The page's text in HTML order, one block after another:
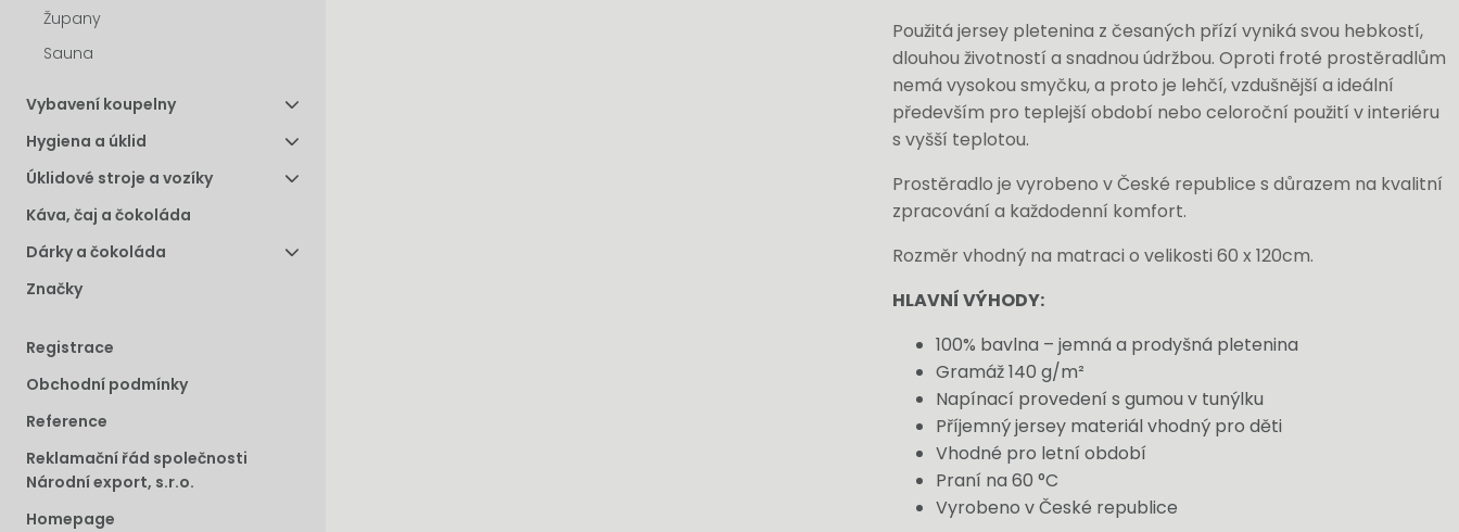
Župany
Sauna
Vybavení koupelny
Hygiena a úklid
Úklidové stroje a vozíky
Káva, čaj a čokoláda
Dárky a čokoláda
Značky
Registrace
Obchodní podmínky
Reference
Reklamační řád společnosti
Národní export, s.r.o.
Homepage
Použitá jersey pletenina z česaných přízí vyniká svou hebkostí,
dlouhou životností a snadnou údržbou. Oproti froté prostěradlům
nemá vysokou smyčku, a proto je lehčí, vzdušnější a ideální
především pro teplejší období nebo celoroční použití v interiéru
s vyšší teplotou.
Prostěradlo je vyrobeno v České republice s důrazem na kvalitní
zpracování a každodenní komfort.
Rozměr vhodný na matraci o velikosti 60 x 120cm.
HLAVNÍ VÝHODY:
100% bavlna – jemná a prodyšná pletenina
Gramáž 140 g/m²
Napínací provedení s gumou v tunýlku
Příjemný jersey materiál vhodný pro děti
Vhodné pro letní období
Praní na 60 °C
Vyrobeno v České republice